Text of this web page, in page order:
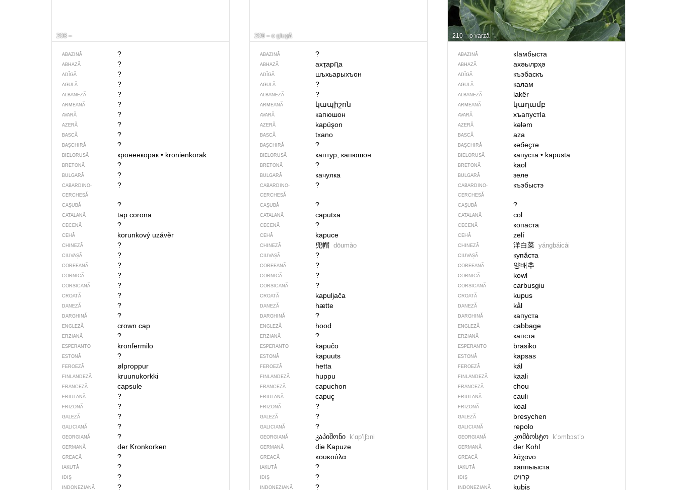
208 –
ABAZINĂ ?
ABHAZĂ ?
ADÎGĂ ?
AGULĂ ?
ALBANEZĂ ?
ARMEANĂ ?
AVARĂ ?
AZERĂ ?
BASCĂ ?
BAȘCHIRĂ ?
BIELORUSĂ кроненкорак •kronienkorak
BRETONĂ ?
BULGARĂ ?
CABARDINO-
CERCHESĂ
?
CAȘUBĂ ?
CATALANĂ tap corona
CECENĂ ?
CEHĂ korunkový uzávěr
CHINEZĂ ?
CIUVAȘĂ ?
COREEANĂ ?
CORNICĂ ?
CORSICANĂ ?
CROATĂ ?
DANEZĂ ?
DARGHINĂ ?
ENGLEZĂ crown cap
ERZIANĂ ?
ESPERANTO kronfermilo
ESTONĂ ?
FEROEZĂ ølproppur
FINLANDEZĂ kruunukorkki
FRANCEZĂ capsule
FRIULANĂ ?
FRIZONĂ ?
GALEZĂ ?
GALICIANĂ ?
GEORGIANĂ ?
GERMANĂ der Kronkorken
GREACĂ ?
IAKUTĂ ?
IDIȘ ?
INDONEZIANĂ ?
209 – o glugă
ABAZINĂ ?
ABHAZĂ ахҭарԥа
ADÎGĂ шъхьарыхъон
AGULĂ ?
ALBANEZĂ ?
ARMEANĂ կապիշոն
AVARĂ капюшон
AZERĂ kapüşon
BASCĂ txano
BAȘCHIRĂ ?
BIELORUSĂ каптур, капюшон
BRETONĂ ?
BULGARĂ качулка
CABARDINO-
CERCHESĂ
?
CAȘUBĂ ?
CATALANĂ caputxa
CECENĂ ?
CEHĂ kapuce
CHINEZĂ 兜帽 dōumào
CIUVAȘĂ ?
COREEANĂ ?
CORNICĂ ?
CORSICANĂ ?
CROATĂ kapuljača
DANEZĂ hætte
DARGHINĂ ?
ENGLEZĂ hood
ERZIANĂ ?
ESPERANTO kapuĉo
ESTONĂ kapuuts
FEROEZĂ hetta
FINLANDEZĂ huppu
FRANCEZĂ capuchon
FRIULANĂ capuç
FRIZONĂ ?
GALEZĂ ?
GALICIANĂ ?
GEORGIANĂ კაპიშონი kʼɑpʼiʃɔni
GERMANĂ die Kapuze
GREACĂ κουκούλα
IAKUTĂ ?
IDIȘ ?
INDONEZIANĂ ?
210 – o varză
ABAZINĂ кIамбыста
ABHAZĂ ахәылрҳә
ADÎGĂ къэбаскъ
AGULĂ калам
ALBANEZĂ lakër
ARMEANĂ կաղամբ
AVARĂ хъапустIа
AZERĂ kələm
BASCĂ aza
BAȘCHIRĂ кәбеҫтә
BIELORUSĂ капуста• kapusta
BRETONĂ kaol
BULGARĂ зеле
CABARDINO-
CERCHESĂ
къэбыстэ
CAȘUBĂ ?
CATALANĂ col
CECENĂ копаста
CEHĂ zelí
CHINEZĂ 洋白菜 yángbáicài
CIUVAȘĂ купӑста
COREEANĂ 양배추
CORNICĂ kowl
CORSICANĂ carbusgiu
CROATĂ kupus
DANEZĂ kål
DARGHINĂ капуста
ENGLEZĂ cabbage
ERZIANĂ капста
ESPERANTO brasiko
ESTONĂ kapsas
FEROEZĂ kál
FINLANDEZĂ kaali
FRANCEZĂ chou
FRIULANĂ cauli
FRIZONĂ koal
GALEZĂ bresychen
GALICIANĂ repolo
GEORGIANĂ კომბოსტო kʼɔmbɔstʼɔ
GERMANĂ der Kohl
GREACĂ λάχανο
IAKUTĂ хаппыыста
IDIȘ קרויט
INDONEZIANĂ kubis